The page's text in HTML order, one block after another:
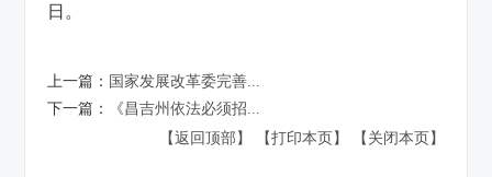
日。
上一篇： 国家发展改革委完善...
下一篇：
《昌吉州依法必须招...
【返回顶部】
【打印本页】 【关闭本页】